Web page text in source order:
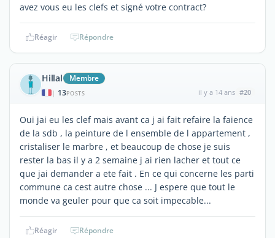
avez vous eu les clefs et signé votre contract?
Réagir Répondre
Hillal Membre
| 13POSTS il y a 14 ans #20
Oui jai eu les clef mais avant ca j ai fait refaire la faience
de la sdb , la peinture de l ensemble de l appartement ,
cristaliser le marbre , et beaucoup de chose je suis
rester la bas il y a 2 semaine j ai rien lacher et tout ce
que jai demander a ete fait . En ce qui concerne les parti
commune ca cest autre chose ... J espere que tout le
monde va geuler pour que ca soit impecable...
Réagir Répondre